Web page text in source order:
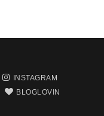
INSTAGRAM
BLOGLOVIN